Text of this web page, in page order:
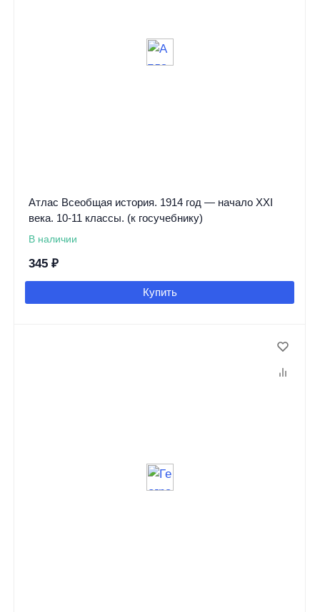
Атлас Всеобщая история. 1914 год — начало XXI
века. 10-11 классы. (к госучебнику)
В наличии
345 ₽
Купить